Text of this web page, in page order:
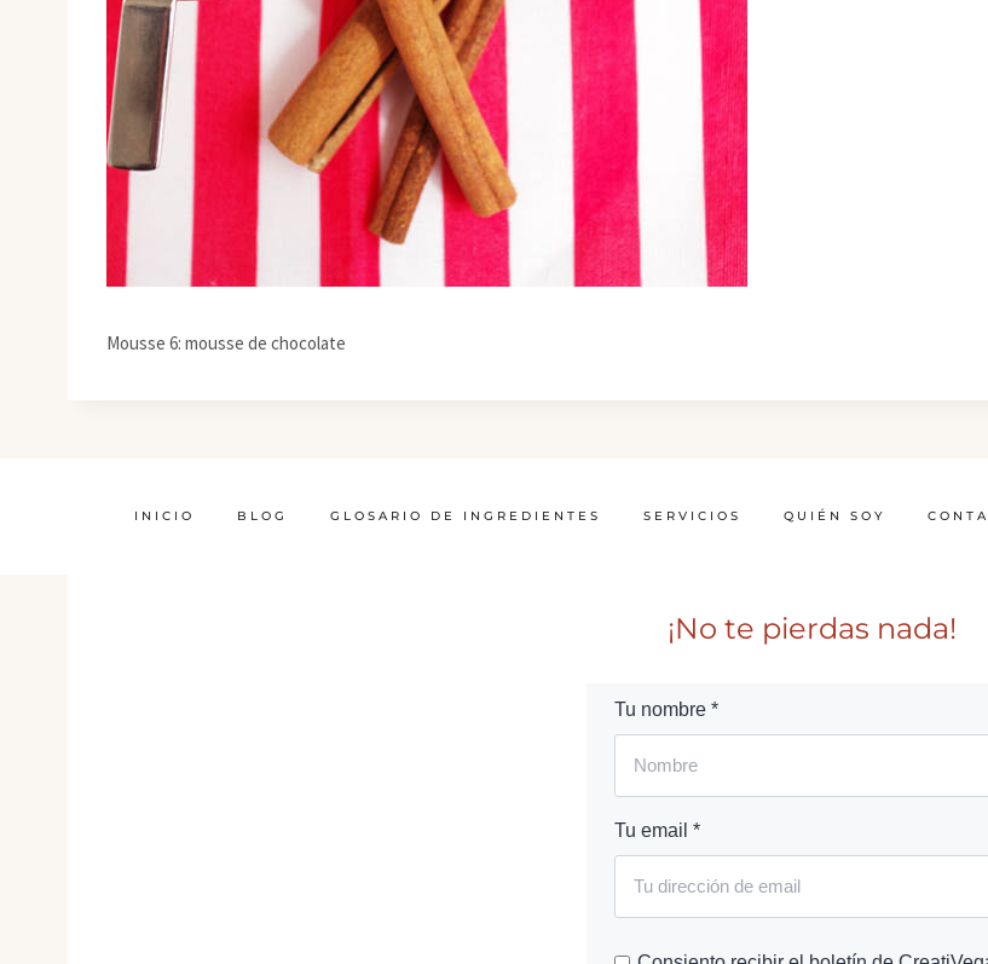
Mousse 6: mousse de chocolate
INICIO BLOG GLOSARIO DE INGREDIENTES SERVICIOS QUIÉN SOY
¡No te pierdas nada!
Tu nombre *
Tu email *